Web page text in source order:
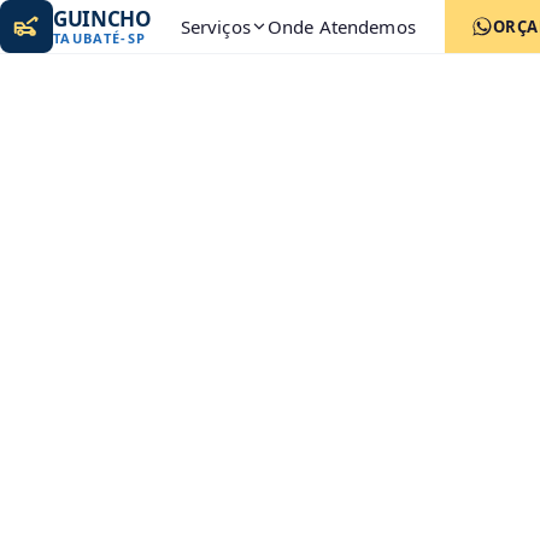
GUINCHO
TAUBATÉ-SP Serviços Onde Atendemos